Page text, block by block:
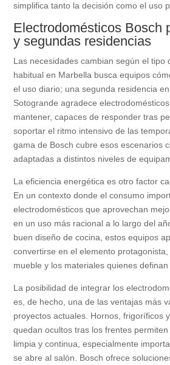
simplifica tanto la decisión como el uso
Electrodomésticos Bosch
y segundas residencias
Las necesidades cambian según el tipo
habitual en Marbella busca equipos
el uso diario; una segunda residencia
Sotogrande agradece
mantener, capaces de responder tras
soportar el ritmo intensivo de las
gama de Bosch cubre esos escenarios
adaptadas a distintos niveles de
La eficiencia energética es otro factor
En un contexto donde el consumo
electrodomésticos que aprovechan
en un uso más racional a lo largo del
buen diseño de cocina, estos equipos
convertirse en el elemento
mueble y los materiales quienes
La posibilidad de integrar los
es, de hecho, una de las ventajas más
proyectos actuales. Hornos, frigoríficos
quedan ocultos tras los frentes
limpia y continua, especialmente
se abre al salón. Bosch ofrece